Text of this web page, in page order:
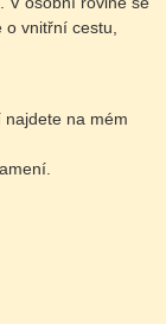
o vnitřní cestu,
na mém